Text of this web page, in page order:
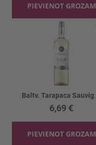
PIEVIENOT GROZAM
6,69 €
PIEVIENOT GROZAM